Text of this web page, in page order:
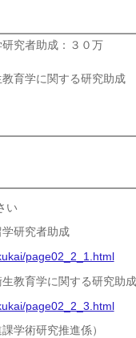
究者助成：３０万
育学に関する研究助成
い
研究者助成
page02_2_1.html
教育学に関する研究助成
page02_2_3.html
学術研究推進係）